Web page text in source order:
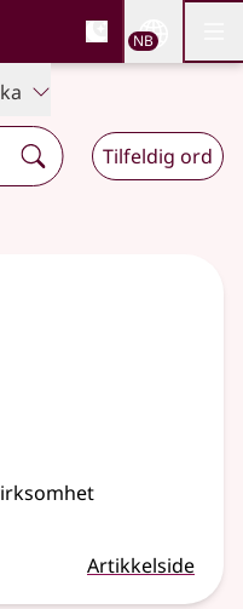
og
NB
Tilfeldig ord
Artikkelside